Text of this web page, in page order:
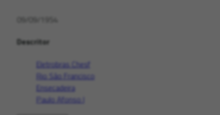
Descritor
Eletrobras Chesf
Rio São Francisco
Ensecadeira
Paulo Afonso I